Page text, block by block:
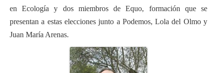
en Ecología y dos miembros de Equo, formación que se
presentan a estas elecciones junto a Podemos, Lola del Olmo y
Juan María Arenas.